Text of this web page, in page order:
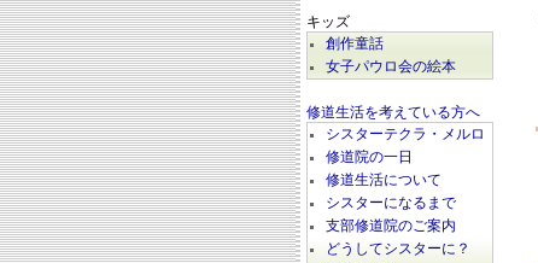
キッズ
創作童話
女子パウロ会の絵本
修道生活を考えている方へ
シスターテクラ・メルロ
修道院の一日
修道生活について
シスターになるまで
支部修道院のご案内
どうしてシスターに？